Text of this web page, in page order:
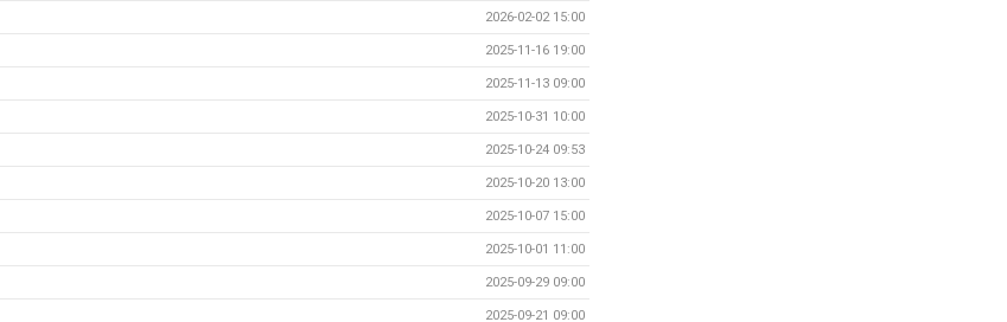
2026-02-02 15:00
2025-11-16 19:00
2025-11-13 09:00
2025-10-31 10:00
2025-10-24 09:53
2025-10-20 13:00
2025-10-07 15:00
2025-10-01 11:00
2025-09-29 09:00
2025-09-21 09:00